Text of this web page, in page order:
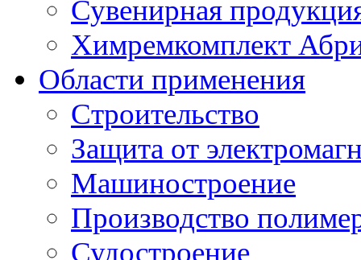
Сувенирная
Химремкомплект
Области применения
Строительство
Защита от
Машиностроение
Производство
Судостроение